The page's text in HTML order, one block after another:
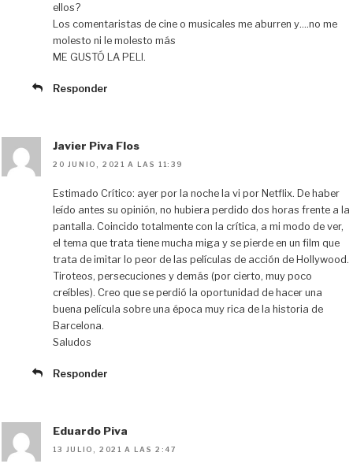
ellos?
Los comentaristas de cine o musicales me aburren y….no me
molesto ni le molesto más
ME GUSTÓ LA PELI.
Responder
Javier Piva Flos
20 JUNIO, 2021 A LAS 11:39
Estimado Crítico: ayer por la noche la vi por Netflix. De haber
leído antes su opinión, no hubiera perdido dos horas frente a la
pantalla. Coincido totalmente con la crítica, a mi modo de ver,
el tema que trata tiene mucha miga y se pierde en un film que
trata de imitar lo peor de las películas de acción de Hollywood.
Tiroteos, persecuciones y demás (por cierto, muy poco
creíbles). Creo que se perdió la oportunidad de hacer una
buena película sobre una época muy rica de la historia de
Barcelona.
Saludos
Responder
Eduardo Piva
13 JULIO, 2021 A LAS 2:47